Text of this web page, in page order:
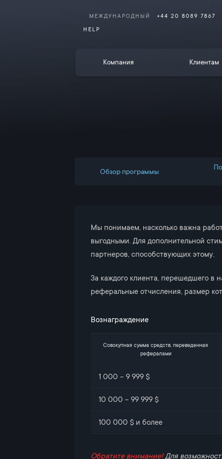
МЕЖДУНАРОДНЫЙ +44 20 8089 7867
HELP
Компания Клиентам
Обзор программы
Мы понимаем, насколько важна
выгодными. Для дополнительной
партнеров, способствующих этому.
За каждого клиента, перешедшего
реферальные отчисления, размер
Вознаграждение
Совокупная сумма средств, переведенная
рефералами
1 000 – 9 999 $
10 000 – 99 999 $
100 000 $ и более
Обратите внимание!Для